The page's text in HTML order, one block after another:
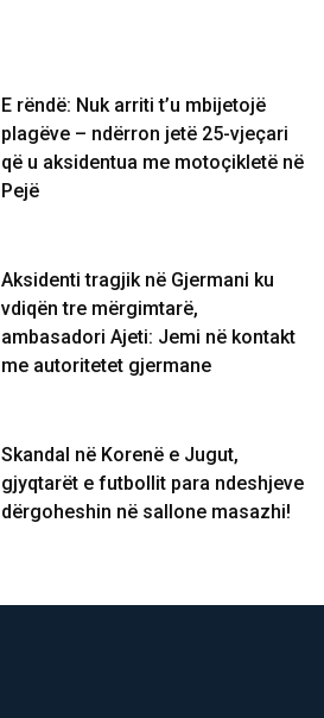
E rëndë: Nuk arriti t’u mbijetojë
plagëve – ndërron jetë 25-vjeçari
që u aksidentua me motoçikletë në
Pejë
Aksidenti tragjik në Gjermani ku
vdiqën tre mërgimtarë,
ambasadori Ajeti: Jemi në kontakt
me autoritetet gjermane
Skandal në Korenë e Jugut,
gjyqtarët e futbollit para ndeshjeve
dërgoheshin në sallone masazhi!